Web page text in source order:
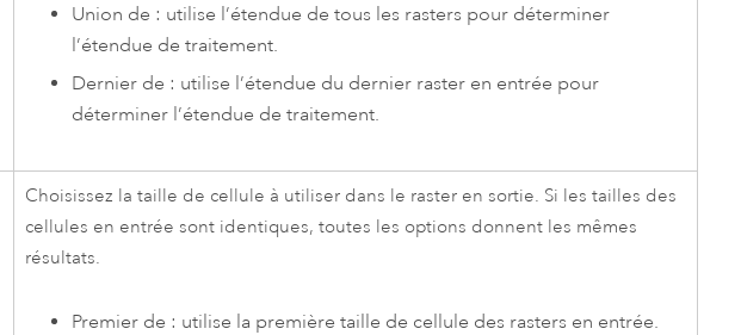
Union de : utilise l’étendue de tous les rasters pour déterminer
l’étendue de traitement.
Dernier de : utilise l’étendue du dernier raster en entrée pour
déterminer l’étendue de traitement.
Choisissez la taille de cellule à utiliser dans le raster en sortie. Si les tailles des
cellules en entrée sont identiques, toutes les options donnent les mêmes
résultats.
Premier de : utilise la première taille de cellule des rasters en entrée.